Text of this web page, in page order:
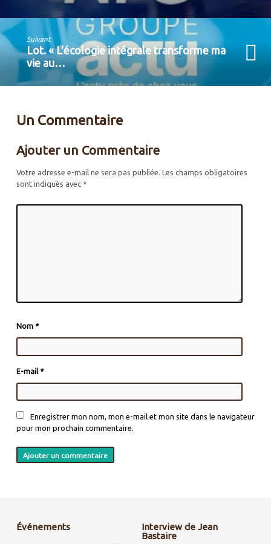
Suivant
Lot. « L'écologie intégrale transforme ma
vie au…
Un Commentaire
Ajouter un Commentaire
Votre adresse e-mail ne sera pas publiée. Les champs obligatoires
sont indiqués avec *
Nom *
E-mail *
Enregistrer mon nom, mon e-mail et mon site dans le navigateur
pour mon prochain commentaire.
Événements
Interview de Jean
Bastaire